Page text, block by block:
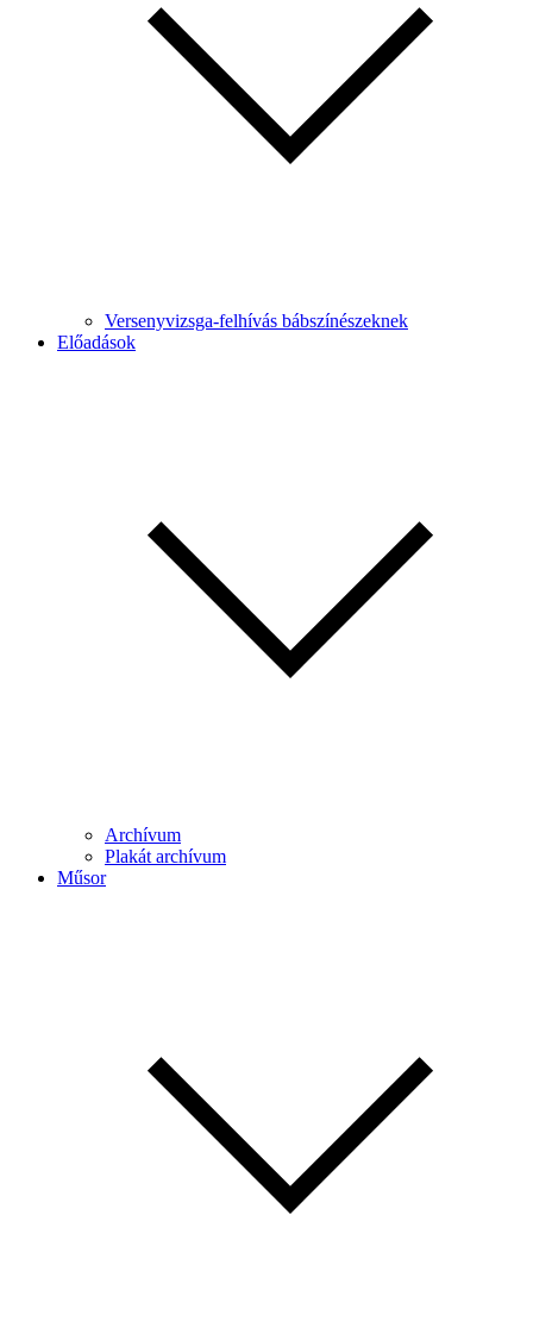
Versenyvizsga-felhívás bábszínészeknek
Előadások
Archívum
Plakát archívum
Műsor